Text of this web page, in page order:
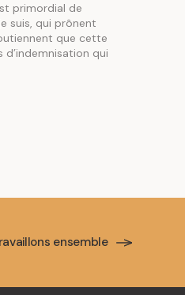
primordial de
suis, qui prônent
que cette
qui
ensemble